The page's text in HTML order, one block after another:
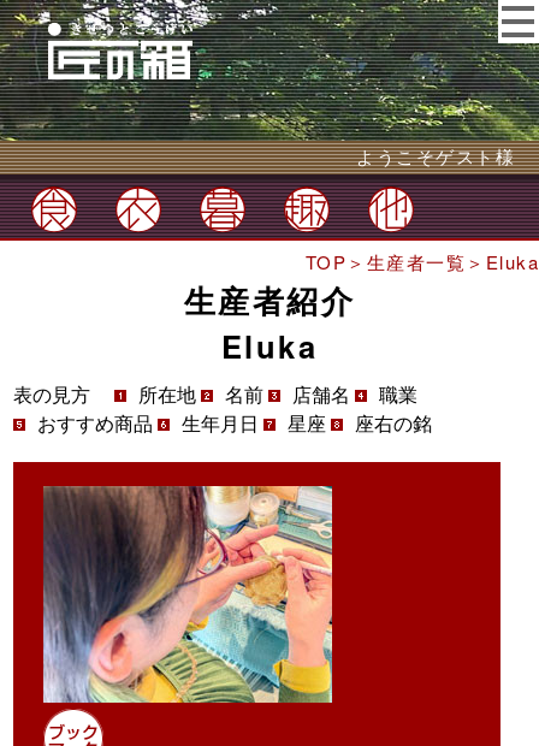
ようこそゲスト様
TOP＞ 生産者一覧＞Eluka
生産者紹介
Eluka
表の見方 所在地 名前 店舗名
職業
おすすめ商品
生年月日 星座 座右の銘